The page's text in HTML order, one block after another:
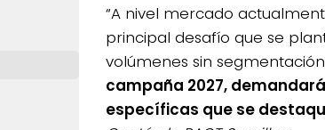
“A nivel mercado
principal desafío que se
volúmenes sin
campaña 2027,
específicas que se